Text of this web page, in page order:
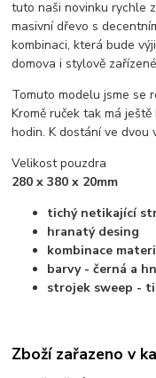
tuto naši novinku rychle
masivní dřevo s
kombinaci, která bude
domova i stylově
Tomuto modelu jsme se
Kromě ruček tak má
hodin. K dostání ve dvou
Velikost pouzdra
280 x 380 x 20mm
tichý netikající
hranatý desing
kombinace
barvy - černá a
strojek sweep -
Zboží zařazeno v